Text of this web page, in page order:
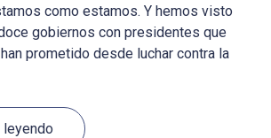
como estamos. Y hemos visto
gobiernos con presidentes que
prometido desde luchar contra la
leyendo